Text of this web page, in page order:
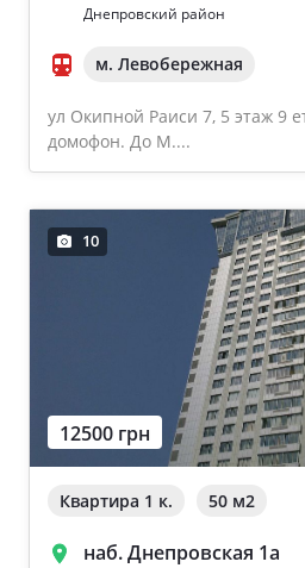
Днепровский район
м. Левобережная
ул Окипной Раиси 7, 5 этаж 9
домофон. До М....
10
12500 грн
Квартира 1 к. 50 м2
наб. Днепровская 1а